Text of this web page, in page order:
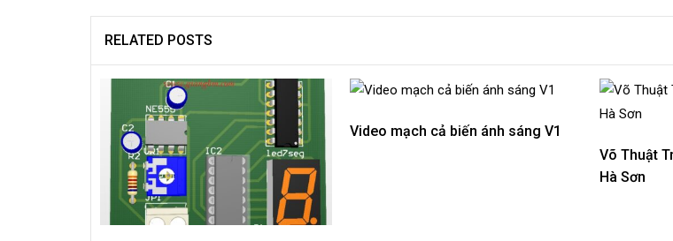
RELATED POSTS
Video mạch cả biến ánh sáng V1
Võ Thuật
Hà Sơn